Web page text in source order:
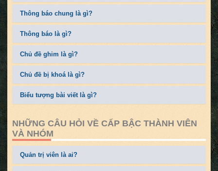
Thông báo chung là gì?
Thông báo là gì?
Chủ đề ghim là gì?
Chủ đề bị khoá là gì?
Biểu tượng bài viết là gì?
NHỮNG CÂU HỎI VỀ CẤP BẬC THÀNH VIÊN
VÀ NHÓM
Quản trị viên là ai?